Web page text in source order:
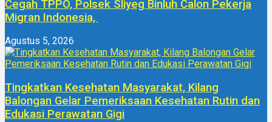
Cegah TPPO, Polsek Sliyeg Binluh Calon Pekerja
Migran Indonesia,
Agustus 5, 2026
Tingkatkan Kesehatan Masyarakat, Kilang
Balongan Gelar Pemeriksaan Kesehatan Rutin dan
Edukasi Perawatan Gigi